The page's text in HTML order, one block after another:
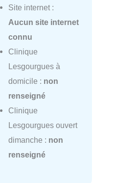
Site internet :
Aucun site internet
connu
Clinique
Lesgourgues à
domicile : non
renseigné
Clinique
Lesgourgues ouvert
dimanche : non
renseigné